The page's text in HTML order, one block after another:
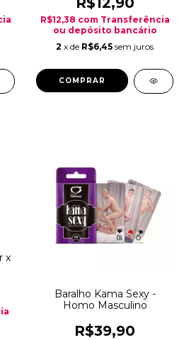
R$12,38 com Transferência
ou depósito bancário
2 x de R$6,45 sem juros
x
Baralho Kama Sexy -
Homo Masculino
R$39,90